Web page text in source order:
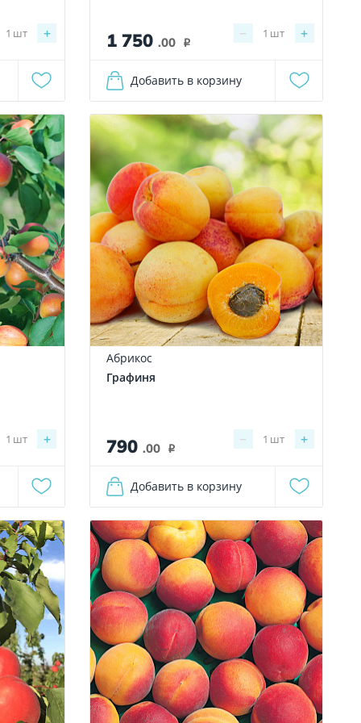
+
1 шт 1 750.00 i
− +
1 шт
Добавить в корзину
+
1 шт
Абрикос
Графиня
790.00 i
− +
1 шт
Добавить в корзину